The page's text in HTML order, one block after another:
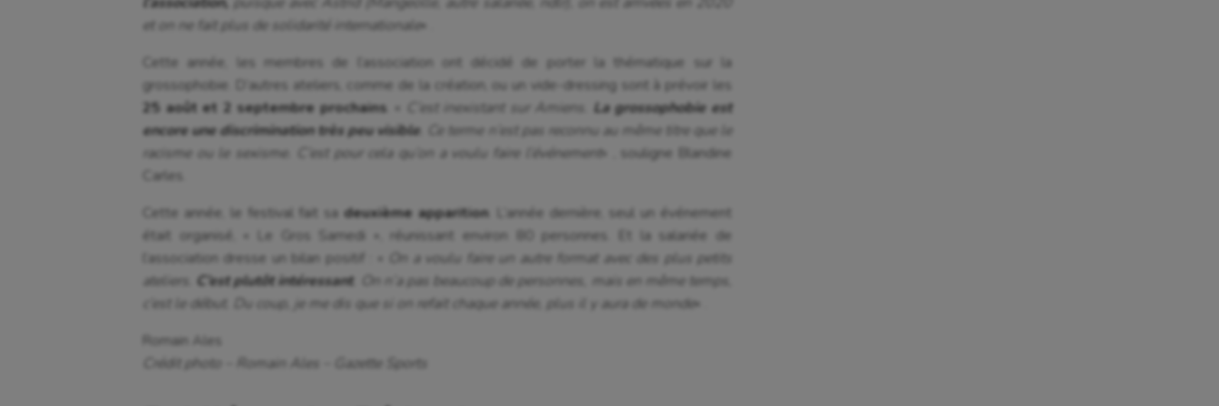
et on ne fait plus de solidarité internationale« .
Cette année, les membres de l’association ont décidé de porter la thématique sur la
grossophobie. D’autres ateliers, comme de la création, ou un vide-dressing sont à prévoir les
25 août et 2 septembre prochains
C’est inexistant sur Amiens. La grossophobie est
encore une discrimination très peu visible. Ce terme n’est pas reconnu au même titre que le
racisme ou le sexisme. C’est pour cela qu’on a voulu faire l’événement« , souligne Blandine
Carles.
Cette année, le festival fait sa deuxième apparition. L’année dernière, seul un événement
était organisé, « Le Gros Samedi », réunissant environ 80 personnes. Et la salariée de
l’association dresse un bilan positif : «
On a voulu faire un autre format avec des plus petits
ateliers. C’est plutôt intéressant. On n’a pas beaucoup de personnes, mais en même temps,
c’est le début. Du coup, je me dis que si on refait chaque année, plus il y aura de monde« .
Romain Ales
Crédit photo – Romain Ales – Gazette Sports